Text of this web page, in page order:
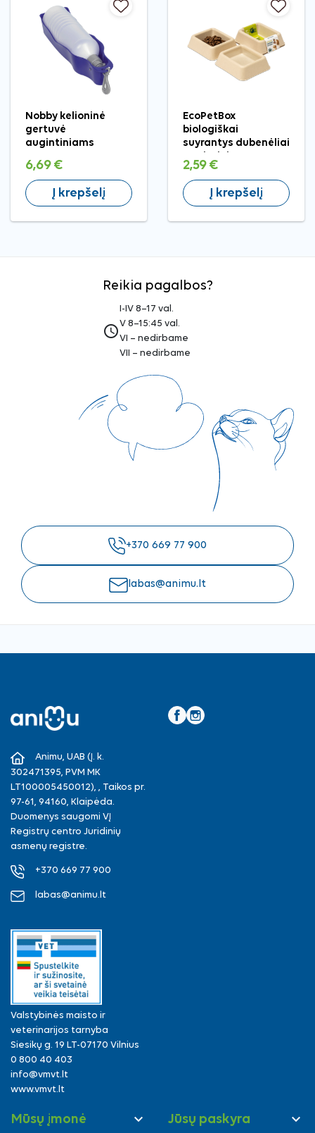
Nobby kelioninė
gertuvė
augintiniams
6,69 €
Į krepšelį
EcoPetBox
biologiškai
suyrantys dubenėliai
2,59 €
Į krepšelį
Reikia pagalbos?
access_time
I-IV 8–17 val.
V 8–15:45 val.
VI – nedirbame
VII – nedirbame
+370 669 77 900
labas@animu.lt
Animu, UAB (Į. k.
302471395, PVM MK
LT100005450012), , Taikos pr.
97-61, 94160, Klaipėda.
Duomenys saugomi VĮ
Registrų centro Juridinių
asmenų registre.
+370 669 77 900
labas@animu.lt
Valstybinės maisto ir
veterinarijos tarnyba
Siesikų g. 19 LT-07170 Vilnius
0 800 40 403
info@vmvt.lt
www.vmvt.lt
Mūsų įmonė  Jūsų paskyra 